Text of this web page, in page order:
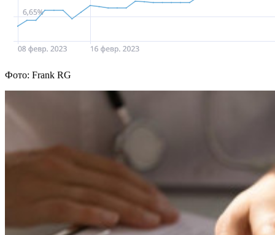
Фото: Frank RG